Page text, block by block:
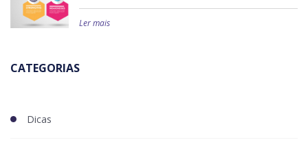
Ler mais
CATEGORIAS
Dicas